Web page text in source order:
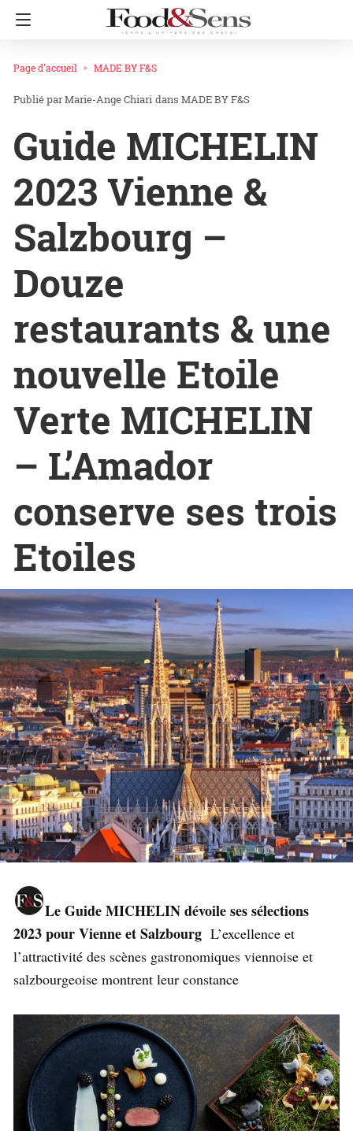
Page d'accueil MADE BY F&S
Marie-Ange Chiari dans MADE BY F&S
Guide MICHELIN
2023 Vienne &
Salzbourg –
Douze
restaurants & une
nouvelle Etoile
Verte MICHELIN
– L’Amador
conserve ses trois
Etoiles
Le Guide MICHELIN dévoile ses sélections
2023 pour Vienne et Salzbourg L’excellence et
l’attractivité des scènes gastronomiques viennoise et
salzbourgeoise montrent leur constance